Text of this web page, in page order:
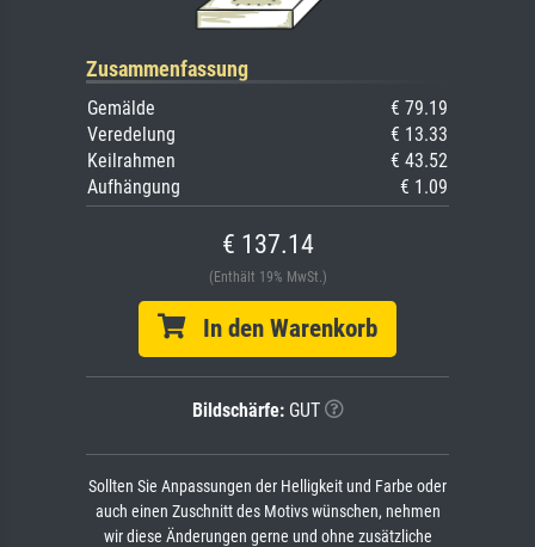
Zusammenfassung
Gemälde
€ 79.19
Veredelung
€ 13.33
Keilrahmen
€ 43.52
Aufhängung
€ 1.09
€ 137.14
(Enthält 19% MwSt.)
In den Warenkorb
Bildschärfe:GUT
Sollten Sie Anpassungen der Helligkeit und Farbe oder
auch einen Zuschnitt des Motivs wünschen, nehmen
wir diese Änderungen gerne und ohne zusätzliche